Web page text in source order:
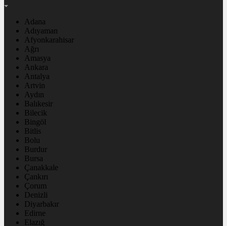
Adana
Adıyaman
Afyonkarahisar
Ağrı
Amasya
Ankara
Antalya
Artvin
Aydın
Balıkesir
Bilecik
Bingöl
Bitlis
Bolu
Burdur
Bursa
Çanakkale
Çankırı
Çorum
Denizli
Diyarbakır
Edirne
Elazığ